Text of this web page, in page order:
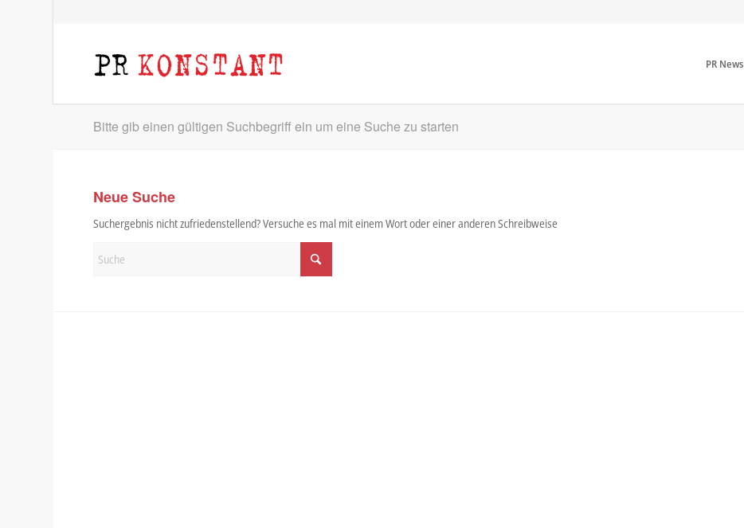
PR News
Bitte gib einen gültigen Suchbegriff ein um eine Suche zu starten
Neue Suche
Suchergebnis nicht zufriedenstellend? Versuche es mal mit einem Wort oder einer anderen Schreibweise